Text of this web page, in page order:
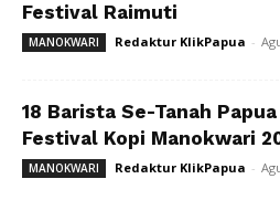
Festival Raimuti
MANOKWARI Redaktur KlikPapua -
18 Barista Se-Tanah
Festival Kopi Manokwari
MANOKWARI Redaktur KlikPapua -